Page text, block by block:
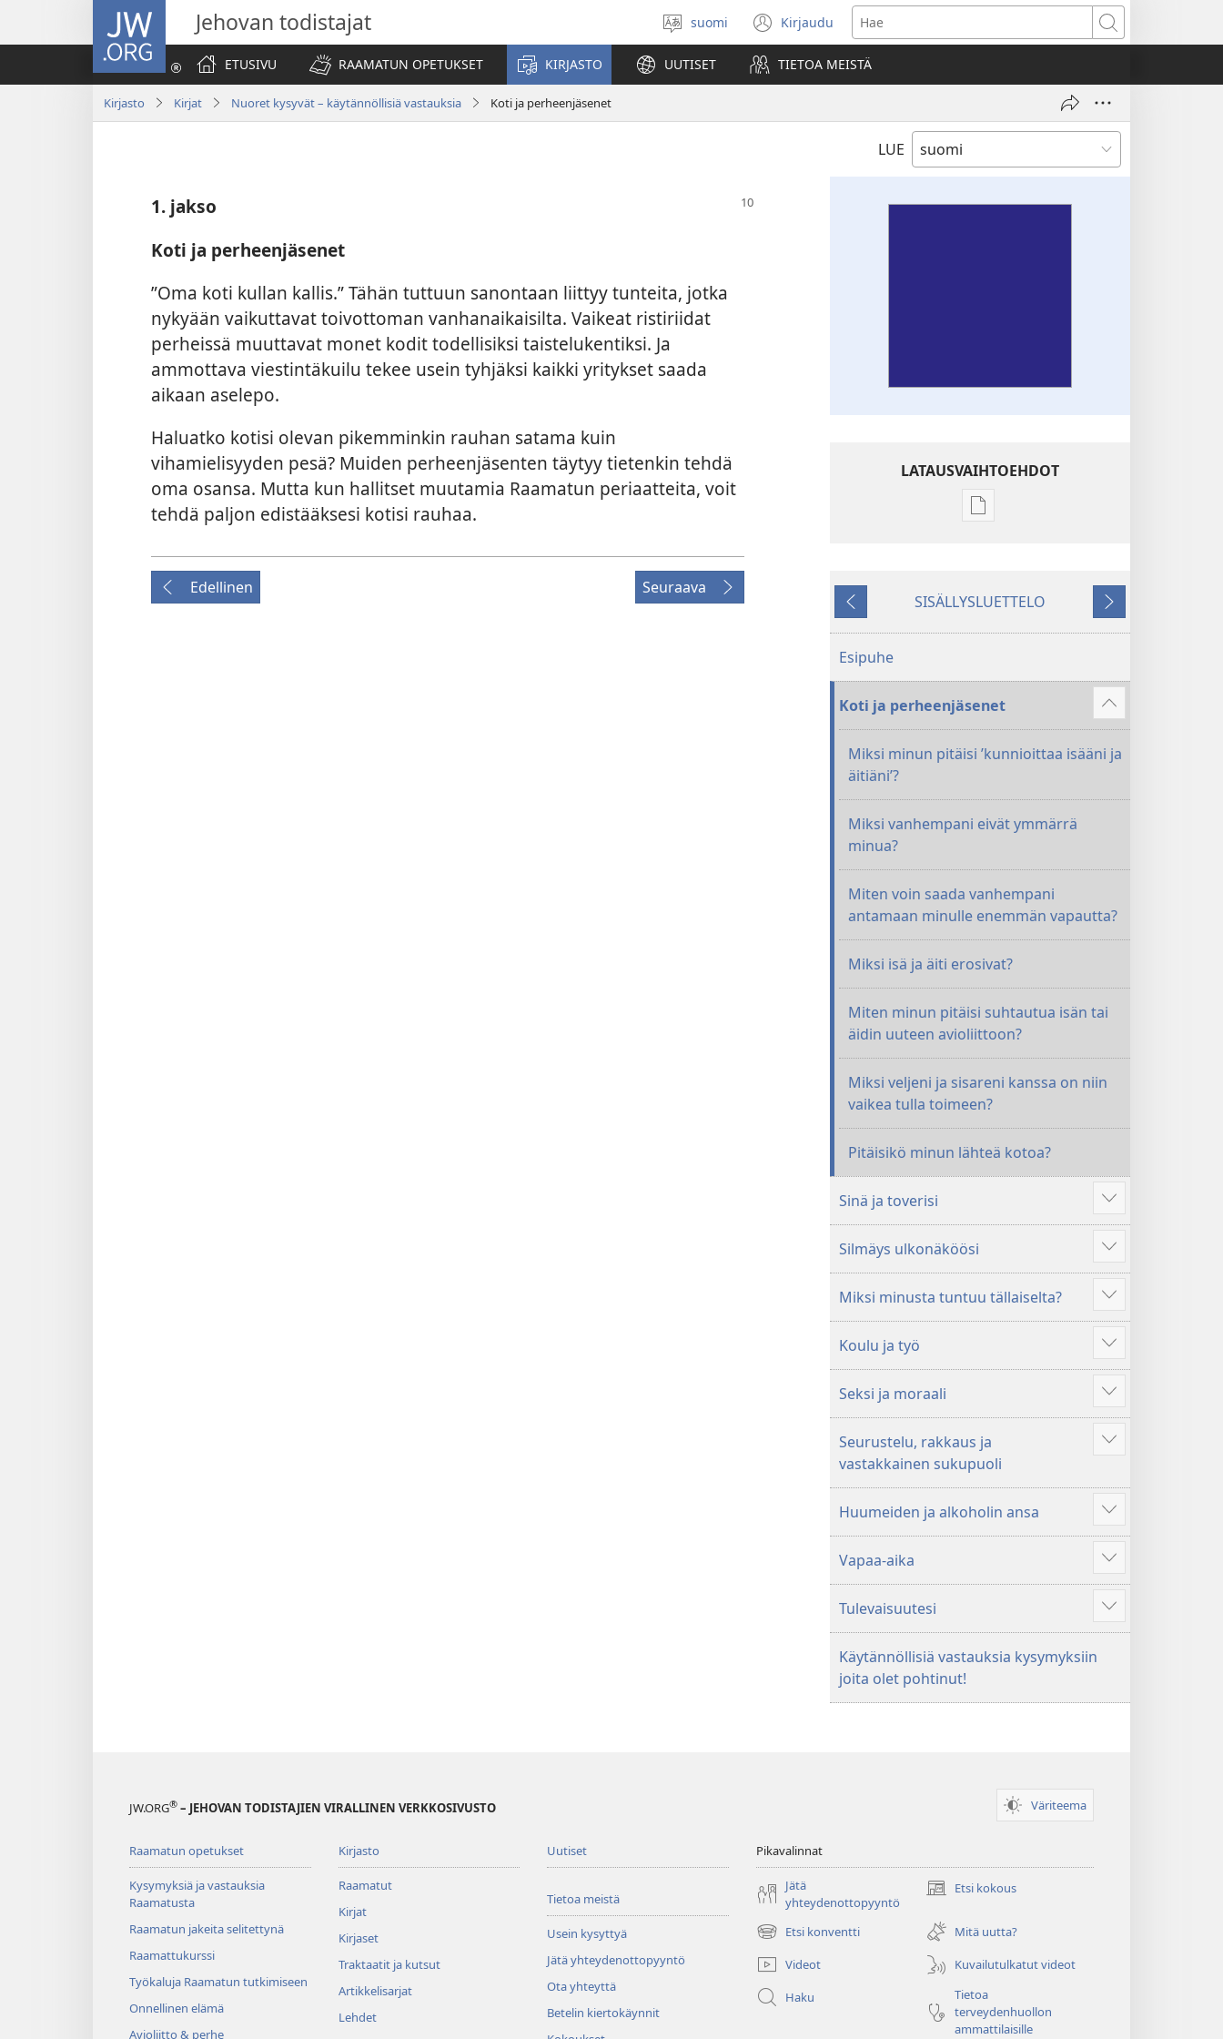
JW.ORG Jehovan todistajat
Valitse
kieli
suomi Kirjaudu
(avaa
uuden
ikkunan)
Hae
ETUSIVU
RAAMATUN OPETUKSET KIRJASTO UUTISET TIETOA MEISTÄ
Kirjasto Kirjat Nuoret kysyvät – käytännöllisiä vastauksia Koti ja perheenjäsenet
LUE
1. jakso
Koti ja perheenjäsenet
”Oma koti kullan kallis.” Tähän tuttuun sanontaan liittyy tunteita, jotka
nykyään vaikuttavat toivottoman vanhanaikaisilta. Vaikeat ristiriidat
perheissä muuttavat monet kodit todellisiksi taistelukentiksi. Ja
ammottava viestintäkuilu tekee usein tyhjäksi kaikki yritykset saada
aikaan aselepo.
Haluatko kotisi olevan pikemminkin rauhan satama kuin
vihamielisyyden pesä? Muiden perheenjäsenten täytyy tietenkin tehdä
oma osansa. Mutta kun hallitset muutamia Raamatun periaatteita, voit
tehdä paljon edistääksesi kotisi rauhaa.
Edellinen Seuraava
LATAUSVAIHTOEHDOT
Julkaisujen
–
Edellinen
SISÄLLYSLUETTELO
Seuraava
Esipuhe
Koti ja perheenjäsenet
Näytä
enemmän
Miksi minun pitäisi ’kunnioittaa isääni ja
äitiäni’?
Miksi vanhempani eivät ymmärrä
minua?
Miten voin saada vanhempani
antamaan minulle enemmän vapautta?
Miksi isä ja äiti erosivat?
Miten minun pitäisi suhtautua isän tai
äidin uuteen avioliittoon?
Miksi veljeni ja sisareni kanssa on niin
vaikea tulla toimeen?
Pitäisikö minun lähteä kotoa?
Sinä ja toverisi
Näytä
enemmän
Silmäys ulkonäköösi
Näytä
enemmän
Miksi minusta tuntuu tällaiselta?
Näytä
enemmän
Koulu ja työ
Näytä
enemmän
Seksi ja moraali
Näytä
enemmän
Seurustelu, rakkaus ja
vastakkainen sukupuoli
Näytä
Huumeiden ja alkoholin ansa
Näytä
enemmän
Vapaa-aika
Näytä
enemmän
Tulevaisuutesi
Näytä
enemmän
Käytännöllisiä vastauksia kysymyksiin
joita olet pohtinut!
JW.ORG® – JEHOVAN TODISTAJIEN VIRALLINEN VERKKOSIVUSTO Väriteema
Raamatun opetukset
Kysymyksiä ja vastauksia
Raamatusta
Raamatun jakeita selitettynä
Raamattukurssi
Työkaluja Raamatun tutkimiseen
Onnellinen elämä
Avioliitto & perhe
Kirjasto
Raamatut
Kirjat
Kirjaset
Traktaatit ja kutsut
Artikkelisarjat
Lehdet
Uutiset
Tietoa meistä
Usein kysyttyä
Jätä yhteydenottopyyntö
Ota yhteyttä
Betelin kiertokäynnit
Pikavalinnat
Jätä
yhteydenottopyyntö
Etsi kokous
(avaa
ikkunan)
Etsi konventti
(avaa
uuden
ikkunan)
Mitä uutta?
Videot
Kuvailutulkatut videot
Haku
Tietoa
terveydenhuollon
ammattilaisille